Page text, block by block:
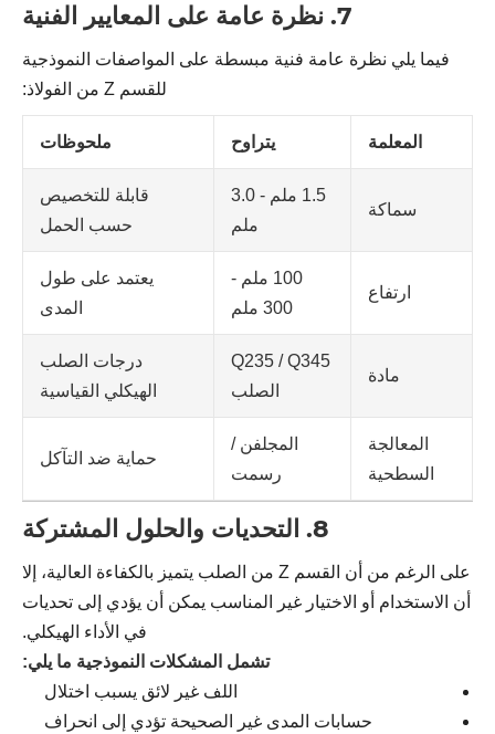
7. نظرة عامة على المعايير الفنية
فيما يلي نظرة عامة فنية مبسطة على المواصفات النموذجية
للقسم Z من الفولاذ:
المعلمة يتراوح ملحوظات
سماكة
1.5 ملم - 3.0
ملم
قابلة للتخصيص
حسب الحمل
ارتفاع
100 ملم -
300 ملم
يعتمد على طول
المدى
مادة
Q235 / Q345
الصلب
درجات الصلب
الهيكلي القياسية
المعالجة
السطحية
المجلفن /
رسمت
حماية ضد التآكل
8. التحديات والحلول المشتركة
على الرغم من أن القسم Z من الصلب يتميز بالكفاءة العالية، إلا
أن الاستخدام أو الاختيار غير المناسب يمكن أن يؤدي إلى تحديات
في الأداء الهيكلي.
تشمل المشكلات النموذجية ما يلي:
اللف غير لائق يسبب اختلال
حسابات المدى غير الصحيحة تؤدي إلى انحراف